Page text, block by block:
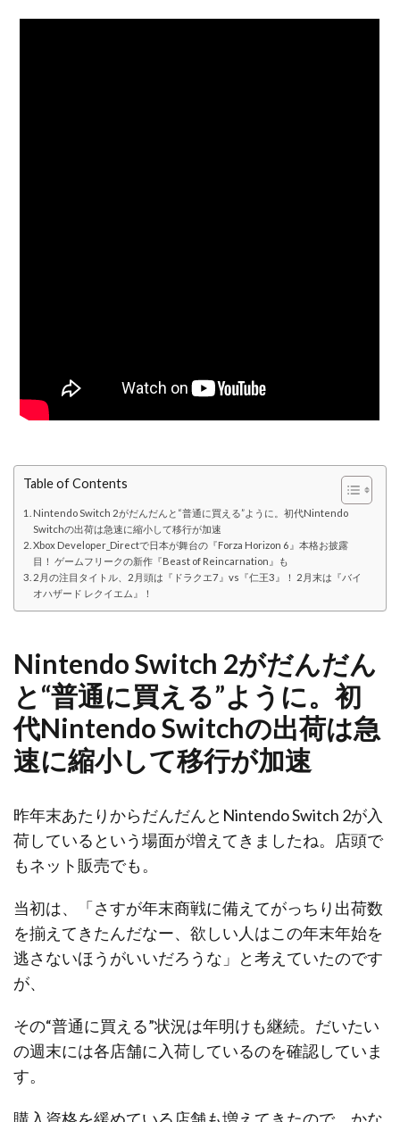
Table of Contents
Nintendo Switch 2がだんだんと“普通に買える”ように。初代Nintendo
Switchの出荷は急速に縮小して移行が加速
Xbox Developer_Directで日本が舞台の『Forza Horizon 6』本格お披露
目！ ゲームフリークの新作『Beast of Reincarnation』も
2月の注目タイトル、2月頭は『ドラクエ7』vs『仁王3』！ 2月末は『バイ
オハザード レクイエム』！
Nintendo Switch 2がだんだん
と“普通に買える”ように。初
代Nintendo Switchの出荷は急
速に縮小して移行が加速
昨年末あたりからだんだんとNintendo Switch 2が入
荷しているという場面が増えてきましたね。店頭で
もネット販売でも。
当初は、「さすが年末商戦に備えてがっちり出荷数
を揃えてきたんだなー、欲しい人はこの年末年始を
逃さないほうがいいだろうな」と考えていたのです
が、
その“普通に買える”状況は年明けも継続。だいたい
の週末には各店舗に入荷しているのを確認していま
す。